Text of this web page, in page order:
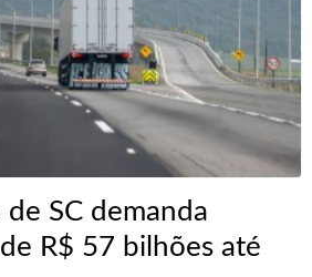
SC demanda
R$ 57 bilhões até